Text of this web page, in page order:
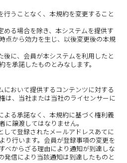
行うことなく、本規約を変更すること
める場合を除き、本システムを提供す
点から効力を生じ、以後変更後の本規
後に、会員が本システムを利用したと
承諾したものとみなします。
において提供するコンテンツに対する
は、当社または当社のライセンサーに
よる承諾なく、本規約に基づく権利義
譲渡してはなりません。
して登録されたメールアドレスあてに
り行います。会員が登録事項の変更を
べからざる理由により通知が到達しな
発信により当該通知は到達したものと